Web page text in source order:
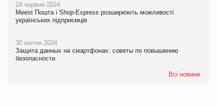
24 червня 2024
Meest Пошта і Shop-Express розширюють можливості
українських підприємців
30 квітня 2024
Защита данных на смартфонах: советы по повышению
безопасности
Всі новини